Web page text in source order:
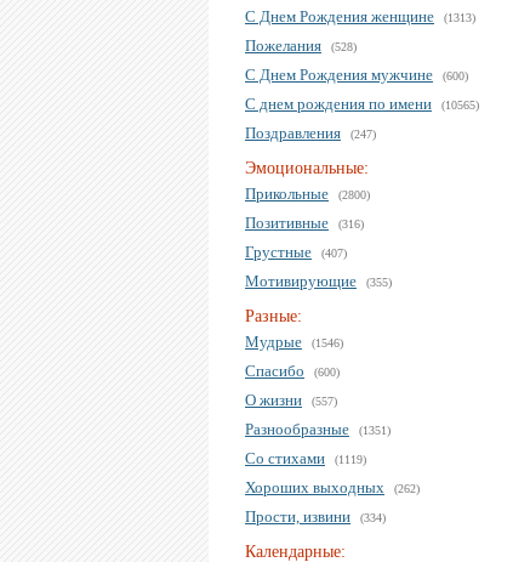
С Днем Рождения женщине (1313)
Пожелания (528)
С Днем Рождения мужчине (600)
С днем рождения по имени (10565)
Поздравления (247)
Эмоциональные:
Прикольные
(2800)
Позитивные (316)
Грустные (407)
Мотивирующие (355)
Разные:
Мудрые
(1546)
Спасибо (600)
О жизни (557)
Разнообразные (1351)
Со стихами (1119)
Хороших выходных (262)
Прости, извини (334)
Календарные: